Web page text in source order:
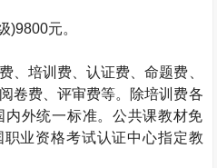
)9800元。
、培训费、认证费、命题费、
卷费、评审费等。除培训费各
外统一标准。公共课教材免
职业资格考试认证中心指定教